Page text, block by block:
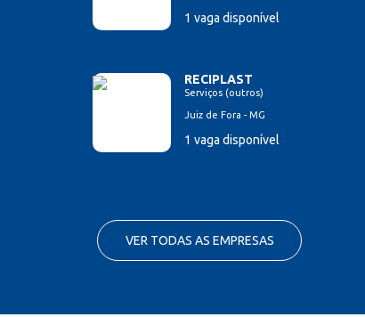
1 vaga disponível
RECIPLAST
Serviços (outros)
Juiz de Fora - MG
1 vaga disponível
VER TODAS AS EMPRESAS